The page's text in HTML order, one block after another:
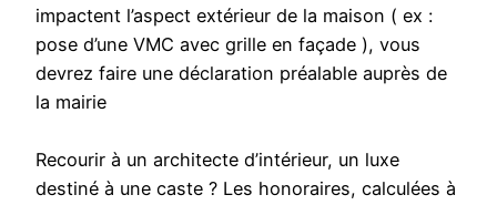
impactent l’aspect extérieur de la maison ( ex :
pose d’une VMC avec grille en façade ), vous
devrez faire une déclaration préalable auprès de
la mairie
Recourir à un architecte d’intérieur, un luxe
destiné à une caste ? Les honoraires, calculées à